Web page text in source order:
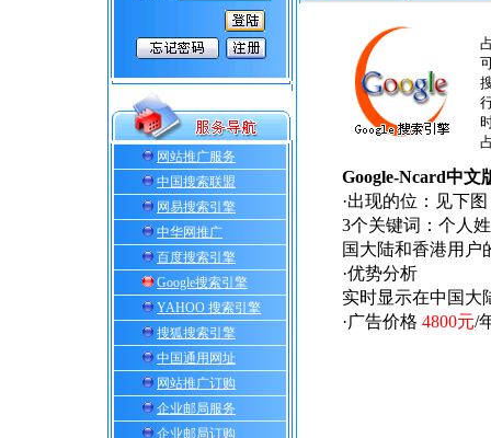
网站推广服务
中国搜索联盟
网易搜索引擎
中华网推广
百度搜索引擎
Google搜索引擎
YAHOO 搜索引擎
搜狐搜索引擎
中国通用网址
网站推广订购
企业邮局服务
企业邮局订购
Google-Ncard中文
·出现的位：见下图
3个关键词：个人
国大陆和香港用户
·优势分析
实时显示在中国大
·广告价格 4800元/